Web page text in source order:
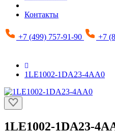
Контакты
+7 (499) 757-91-90 +7
1LE1002-1DA23-4AA0
1LE1002-1DA23-